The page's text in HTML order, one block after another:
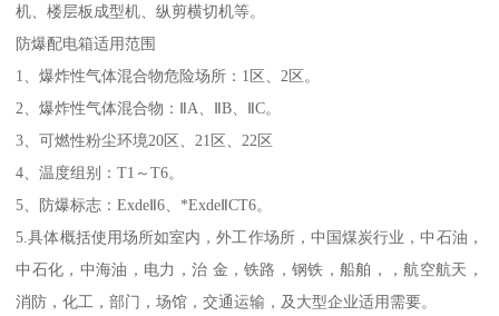
机、楼层板成型机、纵剪横切机等。
防爆配电箱适用范围
1、爆炸性气体混合物危险场所：1区、2区。
2、爆炸性气体混合物：ⅡA、ⅡB、ⅡC。
3、可燃性粉尘环境20区、21区、22区
4、温度组别：T1～T6。
5、防爆标志：ExdeⅡ6、*ExdeⅡCT6。
5.具体概括使用场所如室内，外工作场所，中国煤炭行业，中石油，
中石化，中海油，电力，治 金，铁路，钢铁，船舶，，航空航天，
消防，化工，部门，场馆，交通运输，及大型企业适用需要。